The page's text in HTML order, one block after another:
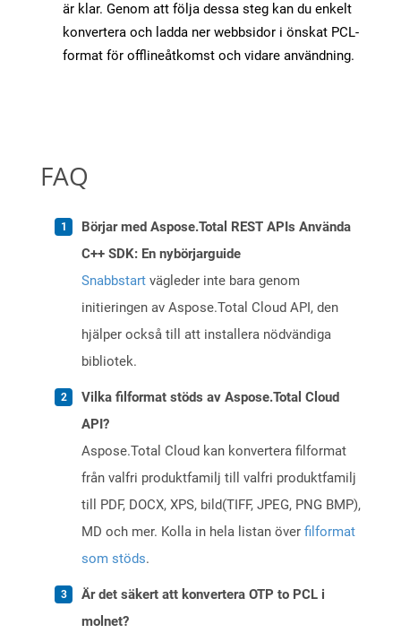
är klar. Genom att följa dessa steg kan du enkelt
konvertera och ladda ner webbsidor i önskat PCL-
format för offlineåtkomst och vidare användning.
FAQ
Börjar med Aspose.Total REST APIs Använda
C++ SDK: En nybörjarguide
Snabbstart vägleder inte bara genom
initieringen av Aspose.Total Cloud API, den
hjälper också till att installera nödvändiga
bibliotek.
Vilka filformat stöds av Aspose.Total Cloud
API?
Aspose.Total Cloud kan konvertera filformat
från valfri produktfamilj till valfri produktfamilj
till PDF, DOCX, XPS, bild(TIFF, JPEG, PNG BMP),
MD och mer. Kolla in hela listan över filformat
som stöds.
Är det säkert att konvertera OTP to PCL i
molnet?